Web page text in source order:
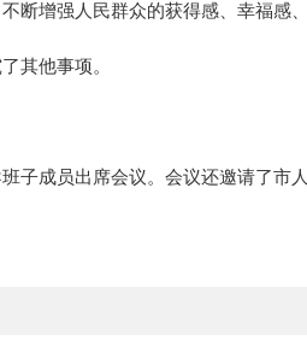
断增强人民群众的获得感、幸福感
其他事项。
子成员出席会议。会议还邀请了市